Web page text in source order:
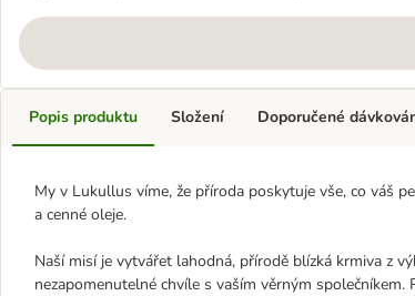
Popis produktu
My v Lukullus víme, že příroda poskytuje vše, co váš
a cenné oleje.
Naší misí je vytvářet lahodná, přírodě blízká krmiva z
nezapomenutelné chvíle s vaším věrným
Složení Doporučené